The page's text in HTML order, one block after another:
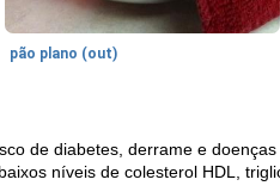
pão plano (out)
de diabetes, derrame e doenças
níveis de colesterol HDL,